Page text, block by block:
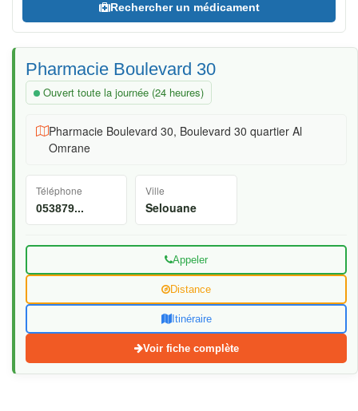
Rechercher un médicament
Pharmacie Boulevard 30
Ouvert toute la journée (24 heures)
Pharmacie Boulevard 30, Boulevard 30 quartier Al
Omrane
Téléphone
053879...
Ville
Selouane
Appeler
Distance
Itinéraire
Voir fiche complète